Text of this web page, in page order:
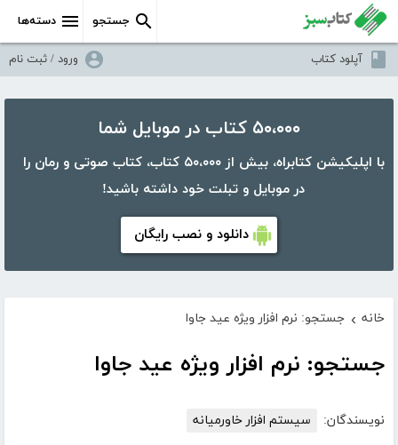
دسته‌ها جستجو
آپلود کتاب ورود / ثبت نام
۵۰،۰۰۰ کتاب در موبایل شما
با اپلیکیشن کتابراه، بیش از ۵۰،۰۰۰ کتاب، کتاب صوتی و رمان را
در موبایل و تبلت خود داشته باشید!
دانلود و نصب رایگان
خانه › جستجو: نرم افزار ویژه عید جاوا
جستجو: نرم افزار ویژه عید جاوا
نویسندگان: سیستم افزار خاورمیانه